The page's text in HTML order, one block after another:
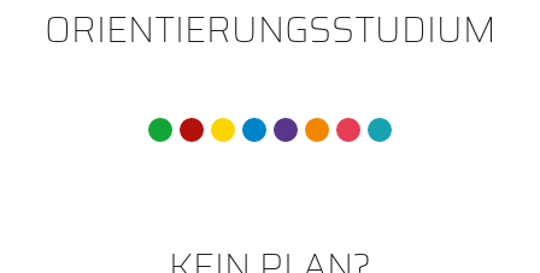
ORIENTIERUNGSSTUDIUM